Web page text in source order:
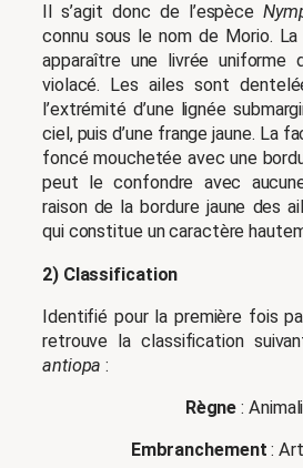
Il s’agit donc de l’espèce
connu sous le nom de Morio.
apparaître une livrée uniforme
violacé. Les ailes sont
l’extrémité d’une lignée
ciel, puis d’une frange jaune. La
foncé mouchetée avec une
peut le confondre avec
raison de la bordure jaune des
qui constitue un caractère
2) Classification
Identifié pour la première fois
retrouve la classification
antiopa :
Règne:
Embranchement :